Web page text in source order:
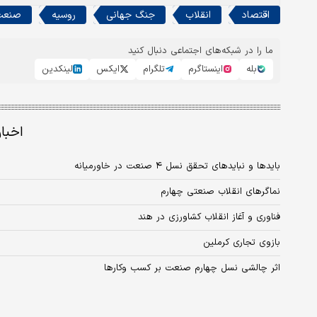
اقتصاد انقلاب جنگ جهانی روسیه
ما را در شبکه‌های اجتماعی دنبال کنید
بله
اینستاگرم تلگرام ایکس لینکدین
بایدها و نبایدهای تحقق نسل ۴ صنعت در خاورمیانه
نماگرهای انقلاب صنعتی چهارم
فناوری و آغاز انقلاب کشاورزی در هند
بازوی تجاری کرملین
اثر چالشی نسل چهارم صنعت بر کسب وکارها